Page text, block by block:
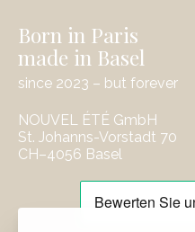
Born in Paris
made in Basel
since 2023 – but forever
NOUVEL ÉTÉ GmbH
St. Johanns-Vorstadt 70
CH–4056 Basel